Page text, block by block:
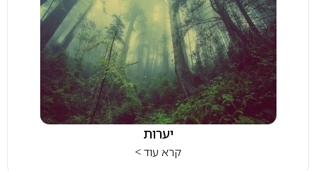
יערות
קרא עוד >